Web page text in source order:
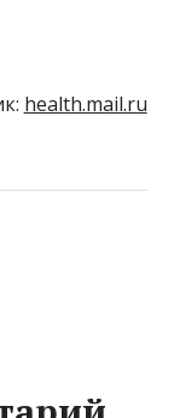
health.mail.ru